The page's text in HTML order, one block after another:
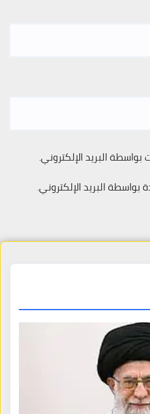
بواسطة البريد الإلكتروني.
بواسطة البريد الإلكتروني.